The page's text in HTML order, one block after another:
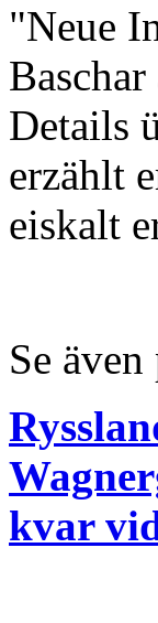
"Neue
Details
erzählt
eiskalt
Se även
kvar